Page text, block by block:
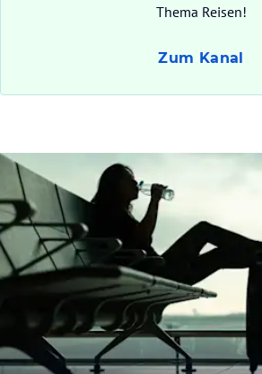
Thema Reisen!
Zum Kanal